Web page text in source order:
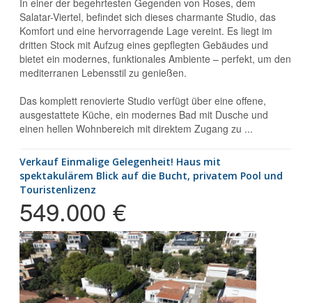
Salatar-Viertel, befindet sich dieses charmante Studio, das
Komfort und eine hervorragende Lage vereint. Es liegt im
dritten Stock mit Aufzug eines gepflegten Gebäudes und
bietet ein modernes, funktionales Ambiente – perfekt, um den
mediterranen Lebensstil zu genießen.
Das komplett renovierte Studio verfügt über eine offene,
ausgestattete Küche, ein modernes Bad mit Dusche und
einen hellen Wohnbereich mit direktem Zugang zu ...
Verkauf Einmalige Gelegenheit! Haus mit
spektakulärem Blick auf die Bucht, privatem Pool und
Touristenlizenz
549.000 €